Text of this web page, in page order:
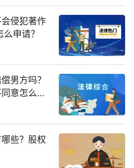
侵犯著作
申请？
男方吗？
意怎么
些？股权